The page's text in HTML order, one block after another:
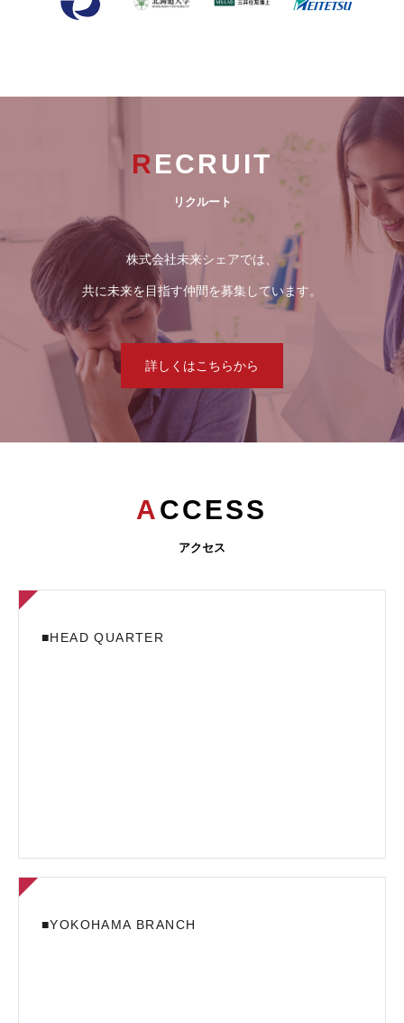
RECRUIT
リクルート
株式会社未来シェアでは、
共に未来を目指す仲間を募集しています。
詳しくはこちらから
ACCESS
アクセス
■HEAD QUARTER
■YOKOHAMA BRANCH